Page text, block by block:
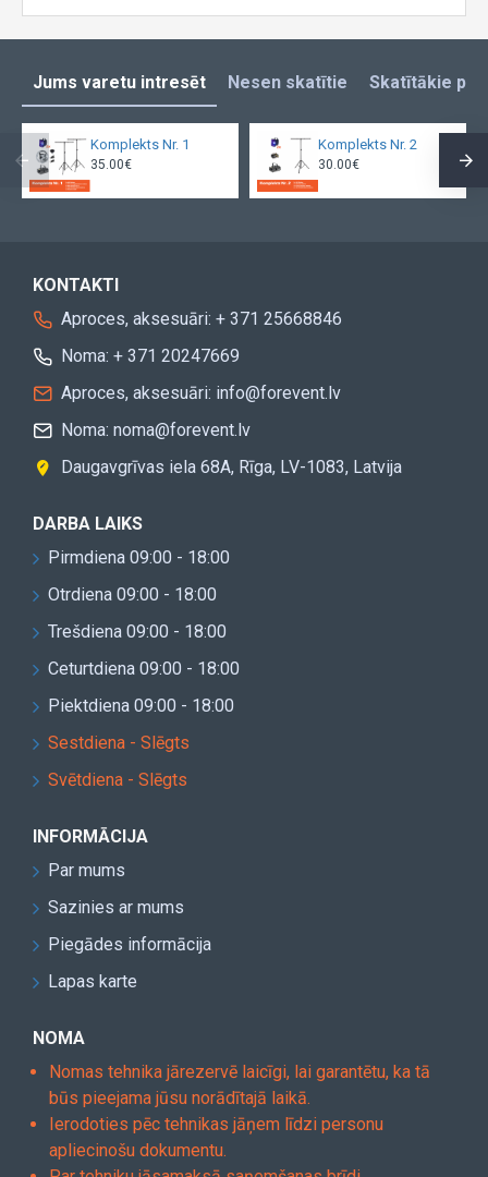
Jums varetu intresēt Nesen skatītie Skatītākie
Komplekts Nr. 1
35.00€
Komplekts Nr. 2
30.00€
KONTAKTI
Aproces, aksesuāri: + 371 25668846
Noma: + 371 20247669
Aproces, aksesuāri: info@forevent.lv
Noma: noma@forevent.lv
Daugavgrīvas iela 68A, Rīga, LV-1083, Latvija
DARBA LAIKS
Pirmdiena 09:00 - 18:00
Otrdiena 09:00 - 18:00
Trešdiena 09:00 - 18:00
Ceturtdiena 09:00 - 18:00
Piektdiena 09:00 - 18:00
Sestdiena - Slēgts
Svētdiena - Slēgts
INFORMĀCIJA
Par mums
Sazinies ar mums
Piegādes informācija
Lapas karte
NOMA
Nomas tehnika jārezervē laicīgi, lai garantētu, ka tā
būs pieejama jūsu norādītajā laikā.
Ierodoties pēc tehnikas jāņem līdzi personu
apliecinošu dokumentu.